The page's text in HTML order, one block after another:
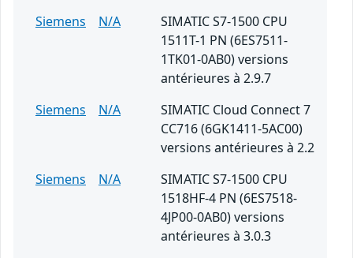
Siemens
N/A
SIMATIC S7-1500 CPU
1511T-1 PN (6ES7511-
1TK01-0AB0) versions
antérieures à 2.9.7
Siemens
N/A
SIMATIC Cloud Connect 7
CC716 (6GK1411-5AC00)
versions antérieures à 2.2
Siemens
N/A
SIMATIC S7-1500 CPU
1518HF-4 PN (6ES7518-
4JP00-0AB0) versions
antérieures à 3.0.3